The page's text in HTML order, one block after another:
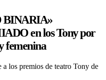
BINARIA»
en los Tony por
femenina
los premios de teatro Tony de